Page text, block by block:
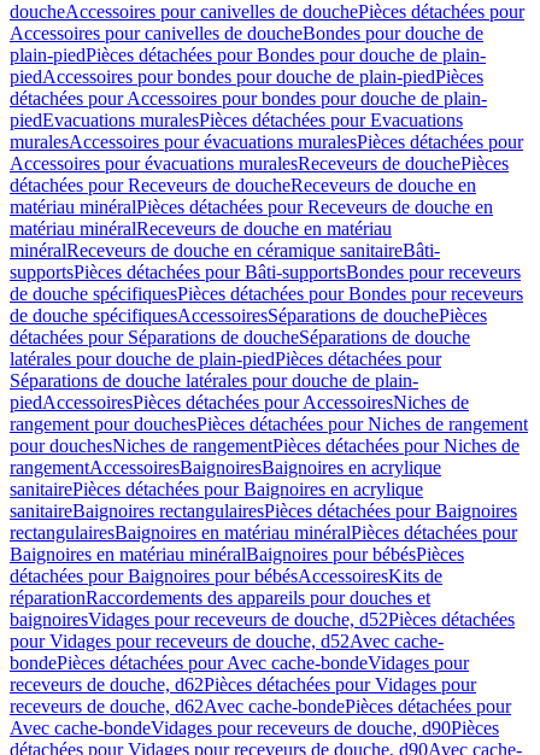
doucheAccessoires pour canivelles de douchePièces détachées pour
Accessoires pour canivelles de doucheBondes pour douche de
plain-piedPièces détachées pour Bondes pour douche de plain-
piedAccessoires pour bondes pour douche de plain-piedPièces
détachées pour Accessoires pour bondes pour douche de plain-
piedEvacuations muralesPièces détachées pour Evacuations
muralesAccessoires pour évacuations muralesPièces détachées pour
Accessoires pour évacuations muralesReceveurs de douchePièces
détachées pour Receveurs de doucheReceveurs de douche en
matériau minéralPièces détachées pour Receveurs de douche en
matériau minéralReceveurs de douche en matériau
minéralReceveurs de douche en céramique sanitaireBâti-
supportsPièces détachées pour Bâti-supportsBondes pour receveurs
de douche spécifiquesPièces détachées pour Bondes pour receveurs
de douche spécifiquesAccessoiresSéparations de douchePièces
détachées pour Séparations de doucheSéparations de douche
latérales pour douche de plain-piedPièces détachées pour
Séparations de douche latérales pour douche de plain-
piedAccessoiresPièces détachées pour AccessoiresNiches de
rangement pour douchesPièces détachées pour Niches de rangement
pour douchesNiches de rangementPièces détachées pour Niches de
rangementAccessoiresBaignoiresBaignoires en acrylique
sanitairePièces détachées pour Baignoires en acrylique
sanitaireBaignoires rectangulairesPièces détachées pour Baignoires
rectangulairesBaignoires en matériau minéralPièces détachées pour
Baignoires en matériau minéralBaignoires pour bébésPièces
détachées pour Baignoires pour bébésAccessoiresKits de
réparationRaccordements des appareils pour douches et
baignoiresVidages pour receveurs de douche, d52Pièces détachées
pour Vidages pour receveurs de douche, d52Avec cache-
bondePièces détachées pour Avec cache-bondeVidages pour
receveurs de douche, d62Pièces détachées pour Vidages pour
receveurs de douche, d62Avec cache-bondePièces détachées pour
Avec cache-bondeVidages pour receveurs de douche, d90Pièces
détachées pour Vidages pour receveurs de douche, d90Avec cache-